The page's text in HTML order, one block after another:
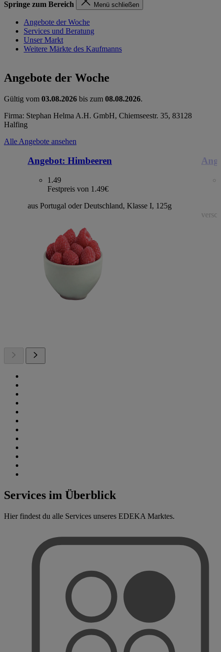
Springe zum Bereich Menü schließen
Angebote der Woche
Services und Beratung
Unser Markt
Weitere Märkte des Kaufmanns
Angebote der Woche
Gültig vom 03.08.2026 bis zum 08.08.2026.
Firma: Stephan Helma A.H. GmbH, Chiemseestr. 35, 83128
Halfing
Alle Angebote ansehen
Angebot: Himbeeren
1.49
Festpreis von 1.49€
aus Portugal oder Deutschland, Klasse I, 125g
Services im Überblick
Hier findest du alle Services unseres EDEKA Marktes.